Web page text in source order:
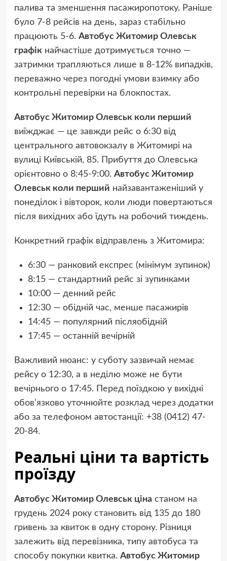
палива та зменшення пасажиропотоку. Раніше
було 7-8 рейсів на день, зараз стабільно
працюють 5-6. Автобус Житомир Олевськ
графікнайчастіше дотримується точно —
затримки трапляються лише в 8-12% випадків,
переважно через погодні умови взимку або
контрольні перевірки на блокпостах.
Автобус Житомир Олевськ коли перший
виїжджає — це завжди рейс о 6:30 від
центрального автовокзалу в Житомирі на
вулиці Київській, 85. Прибуття до Олевська
орієнтовно о 8:45-9:00. Автобус Житомир
Олевськ коли перший найзавантаженіший у
понеділок і вівторок, коли люди повертаються
після вихідних або їдуть на робочий тиждень.
Конкретний графік відправлень з Житомира:
6:30 — ранковий експрес (мінімум зупинок)
8:15 — стандартний рейс зі зупинками
10:00 — денний рейс
12:30 — обідній час, менше пасажирів
14:45 — популярний післяобідній
17:45 — останній вечірній
Важливий нюанс: у суботу зазвичай немає
рейсу о 12:30, а в неділю може не бути
вечірнього о 17:45. Перед поїздкою у вихідні
обов’язково уточнюйте розклад через додатки
або за телефоном автостанції: +38 (0412) 47-
20-84.
Реальні ціни та вартість
проїзду
Автобус Житомир Олевськ цінастаном на
грудень 2024 року становить від 135 до 180
гривень за квиток в одну сторону. Різниця
залежить від перевізника, типу автобуса та
способу покупки квитка. Автобус Житомир